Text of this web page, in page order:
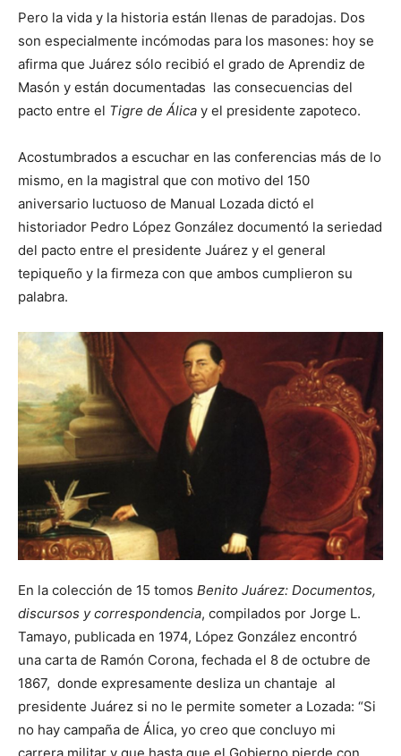
Pero la vida y la historia están llenas de paradojas. Dos
son especialmente incómodas para los masones: hoy se
afirma que Juárez sólo recibió el grado de Aprendiz de
Masón y están documentadas las consecuencias del
pacto entre el Tigre de Álica y el presidente zapoteco.
Acostumbrados a escuchar en las conferencias más de lo
mismo, en la magistral que con motivo del 150
aniversario luctuoso de Manual Lozada dictó el
historiador Pedro López González documentó la seriedad
del pacto entre el presidente Juárez y el general
tepiqueño y la firmeza con que ambos cumplieron su
palabra.
En la colección de 15 tomos Benito Juárez: Documentos,
discursos y correspondencia, compilados por Jorge L.
Tamayo, publicada en 1974, López González encontró
una carta de Ramón Corona, fechada el 8 de octubre de
1867, donde expresamente desliza un chantaje al
presidente Juárez si no le permite someter a Lozada: “Si
no hay campaña de Álica, yo creo que concluyo mi